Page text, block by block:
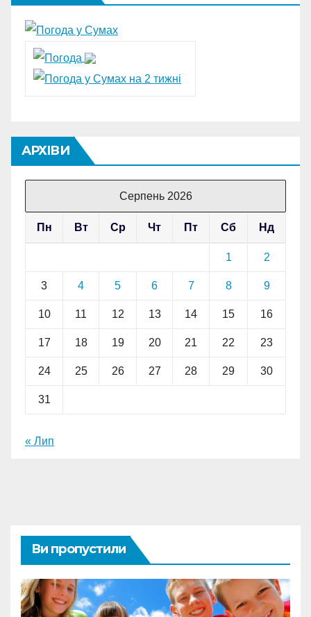
АРХІВИ
Серпень 2026
Пн Вт Ср Чт Пт Сб Нд
1 2
3 4 5 6 7 8 9
10 11 12 13 14 15 16
17 18 19 20 21 22 23
24 25 26 27 28 29 30
31
« Лип
Ви пропустили